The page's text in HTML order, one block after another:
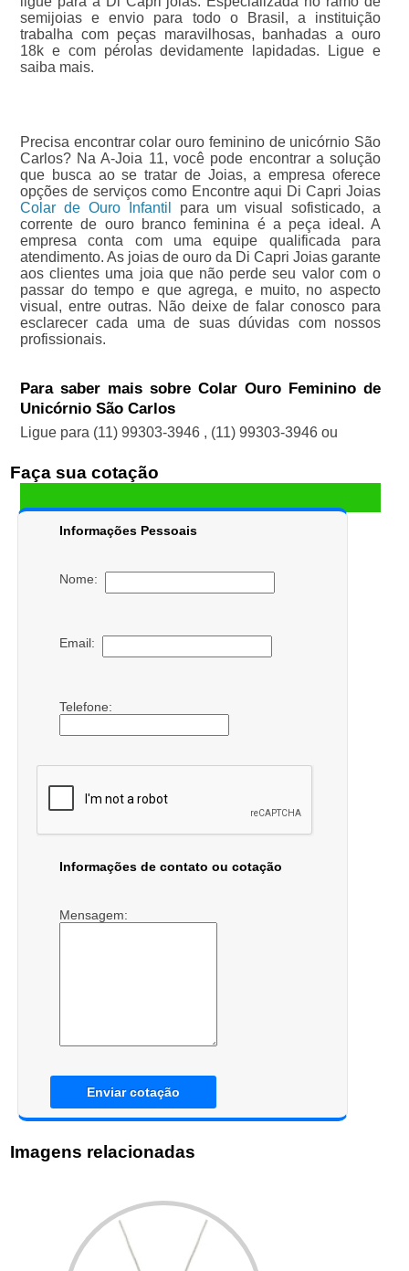
semijoias e envio para todo o Brasil, a instituição
trabalha com peças maravilhosas, banhadas a ouro
18k e com pérolas devidamente lapidadas. Ligue e
saiba mais.
Precisa encontrar colar ouro feminino de unicórnio São
Carlos? Na A-Joia 11, você pode encontrar a solução
que busca ao se tratar de Joias, a empresa oferece
opções de serviços como Encontre aqui Di Capri Joias
Colar de Ouro Infantil
para um visual sofisticado, a
corrente de ouro branco feminina é a peça ideal. A
empresa conta com uma equipe qualificada para
atendimento. As joias de ouro da Di Capri Joias garante
aos clientes uma joia que não perde seu valor com o
passar do tempo e que agrega, e muito, no aspecto
visual, entre outras. Não deixe de falar conosco para
esclarecer cada uma de suas dúvidas com nossos
profissionais.
Para saber mais sobre Colar Ouro Feminino de
Unicórnio São Carlos
Ligue para (11) 99303-3946 , (11) 99303-3946 ou
Faça sua cotação
Informações Pessoais
Nome:
Email:
Telefone:
Informações de contato ou cotação
Mensagem:
Enviar cotação
Imagens relacionadas